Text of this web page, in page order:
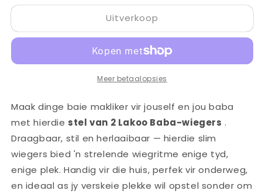
vir
Baba-
2-
vir
Lakoo
Baba-
2-
Uitverkoop
Meer betaalopsies
Maak dinge baie makliker vir jouself en jou baba
met hierdie stel van 2 Lakoo Baba-wiegers .
Draagbaar, stil en herlaaibaar — hierdie slim
wiegers bied 'n strelende wiegritme enige tyd,
enige plek. Handig vir die huis, perfek vir onderweg,
en ideaal as jy verskeie plekke wil opstel sonder om